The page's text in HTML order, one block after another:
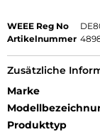
WEEE Reg No
Artikelnummer
Zusätzliche
Marke
Produkttyp